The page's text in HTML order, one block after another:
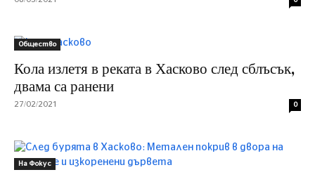
Общество
Кола излетя в реката в Хасково след сблъсък,
двама са ранени
27/02/2021 0
На Фокус